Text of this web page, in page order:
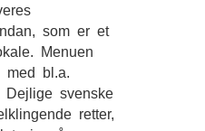
som er et
Menuen
med bl.a.
Dejlige svenske
retter,